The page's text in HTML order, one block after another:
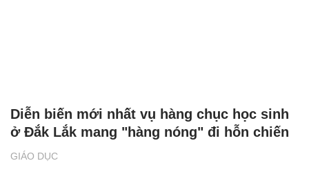
GIÁO DỤC
Diễn biến mới nhất vụ hàng chục học sinh
ở Đắk Lắk mang "hàng nóng" đi hỗn chiến